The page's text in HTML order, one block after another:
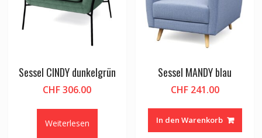
Sessel CINDY dunkelgrün
CHF306.00
Weiterlesen
Sessel MANDY blau
CHF241.00
In den Warenkorb